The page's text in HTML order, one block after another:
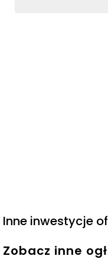
Inne inwestycje
Zobacz inne